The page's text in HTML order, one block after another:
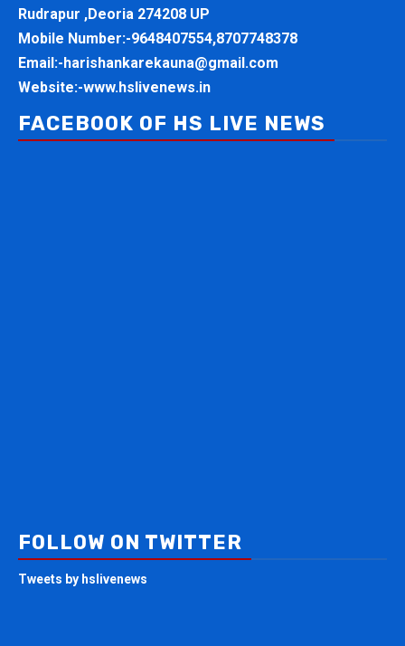
Rudrapur ,Deoria 274208 UP
Mobile Number:-9648407554,8707748378
Email:- harishankarekauna@gmail.com
Website:-www.hslivenews.in
FACEBOOK OF HS LIVE NEWS
FOLLOW ON TWITTER
Tweets by hslivenews